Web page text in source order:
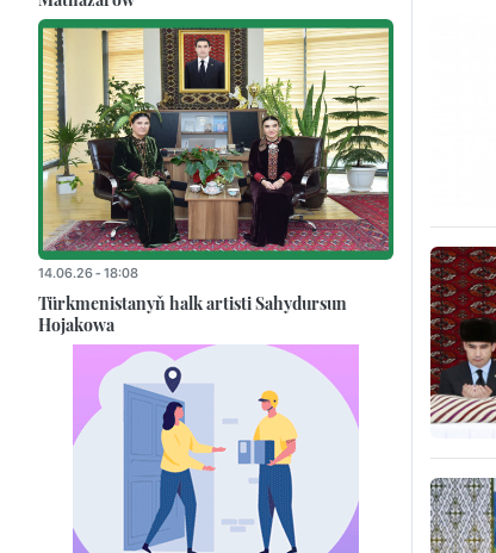
14.06.26 - 18:08
Türkmenistanyň halk artisti Sahydursun
Hojakowa